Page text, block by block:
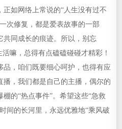
如网络上常说的“人生没有过不
次修复，都是爱表故事的一部
同成长的痕迹。所以，别忘
嘛，总得有点磕磕碰碰才精彩！
，咱们既要细心呵护，也得有应
，我们都是自己的主播，偶尔的
的“热点事件”。希望这些“急救
间的长河里，永远优雅地“乘风破